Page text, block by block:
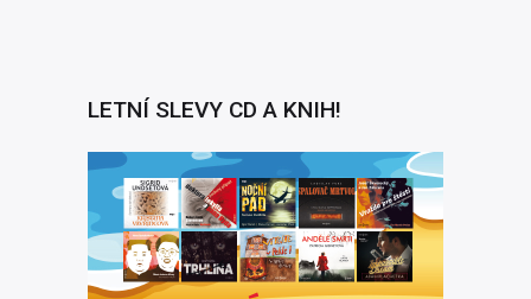
LETNÍ SLEVY CD A KNIH!